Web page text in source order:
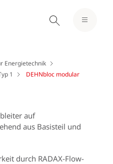
Energietechnik
1
DEHNbloc modular
auf
aus Basisteil und
durch RADAX-Flow-